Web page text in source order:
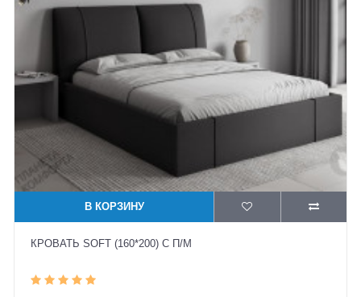
В КОРЗИНУ
КРОВАТЬ SOFT (160*200) С П/М